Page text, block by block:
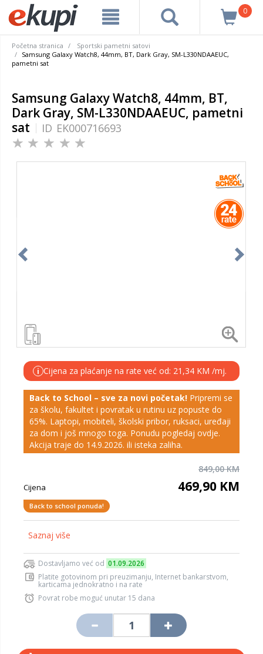
0
Početna stranica
Sportski pametni satovi
Samsung Galaxy Watch8, 44mm, BT, Dark Gray, SM-L330NDAAEUC,
pametni sat
Samsung Galaxy Watch8, 44mm, BT,
Dark Gray, SM-L330NDAAEUC, pametni
sat
ID EK000716693
i Cijena za plaćanje na rate već od: 21,34 KM /mj.
Back to School – sve za novi početak! Pripremi se
za školu, fakultet i povratak u rutinu uz popuste do
65%. Laptopi, mobiteli, školski pribor, ruksaci, uređaji
za dom i još mnogo toga. Ponudu pogledaj ovdje.
Akcija traje do 14.9.2026. ili isteka zaliha.
849,00 KM
Cijena 469,90 KM
Back to school ponuda!
Saznaj više
Dostavljamo već od 01.09.2026
Platite gotovinom pri preuzimanju, Internet bankarstvom,
karticama jednokratno i na rate
Povrat robe moguć unutar 15 dana